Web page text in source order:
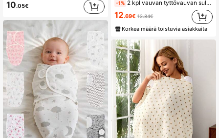
10.05€ -1% 2 kpl vauvan tyttövauvan suloinen ja lempeä perhoskuvioinen kirjainneulottu huppari ja housut -setti
12.69€ 12.84€
Korkea määrä toistuvia asiakkaita